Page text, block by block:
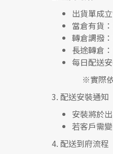
出貨單成
當倉有貨：
轉倉調撥：
長途轉倉：
每日配送
※實際依物流
3. 配送安裝通知
安裝將於
若客戶需
4. 配送到府流程